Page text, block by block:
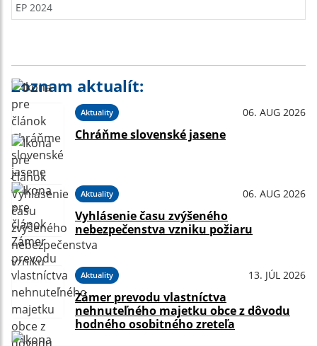
EP 2024
Zoznam aktualít:
Aktuality 06. AUG 2026
Chráňme slovenské jasene
Aktuality 06. AUG 2026
Vyhlásenie času zvýšeného
nebezpečenstva vzniku požiaru
Aktuality 13. JÚL 2026
Zámer prevodu vlastníctva
nehnuteľného majetku obce z dôvodu
hodného osobitného zreteľa